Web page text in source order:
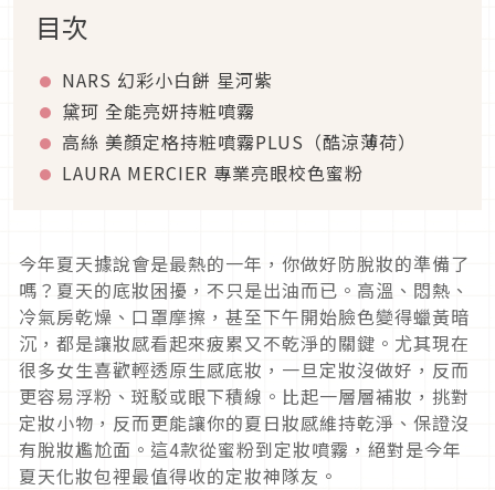
目次
NARS 幻彩小白餅 星河紫
黛珂 全能亮妍持粧噴霧
高絲 美顏定格持粧噴霧PLUS（酷涼薄荷）
LAURA MERCIER 專業亮眼校色蜜粉
今年夏天據說會是最熱的一年，你做好防脫妝的準備了
嗎？夏天的底妝困擾，不只是出油而已。高溫、悶熱、
冷氣房乾燥、口罩摩擦，甚至下午開始臉色變得蠟黃暗
沉，都是讓妝感看起來疲累又不乾淨的關鍵。尤其現在
很多女生喜歡輕透原生感底妝，一旦定妝沒做好，反而
更容易浮粉、斑駁或眼下積線。比起一層層補妝，挑對
定妝小物，反而更能讓你的夏日妝感維持乾淨、保證沒
有脫妝尷尬面。這4款從蜜粉到定妝噴霧，絕對是今年
夏天化妝包裡最值得收的定妝神隊友。